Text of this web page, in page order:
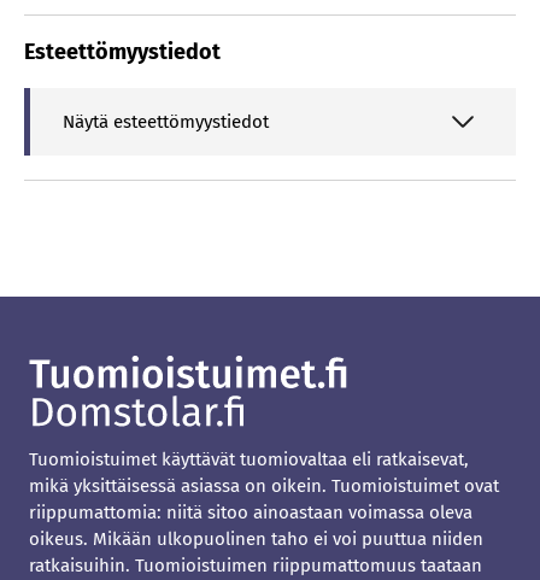
Esteettömyystiedot
Näytä esteettömyystiedot
Tuomioistuimet käyttävät tuomiovaltaa eli ratkaisevat,
mikä yksittäisessä asiassa on oikein. Tuomioistuimet ovat
riippumattomia: niitä sitoo ainoastaan voimassa oleva
oikeus. Mikään ulkopuolinen taho ei voi puuttua niiden
ratkaisuihin. Tuomioistuimen riippumattomuus taataan